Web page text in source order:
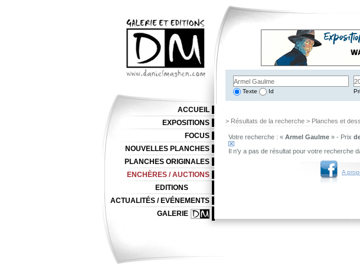
Texte Id
> Résultats de la recherche > Planches et
Votre recherche : « Armel Gaulme » - Prix
Il n'y a pas de résultat pour votre recherche
A
ACCUEIL
EXPOSITIONS
FOCUS
NOUVELLES PLANCHES
PLANCHES ORIGINALES
ENCHÈRES / AUCTIONS
EDITIONS
ACTUALITÉS / EVÉNEMENTS
GALERIE